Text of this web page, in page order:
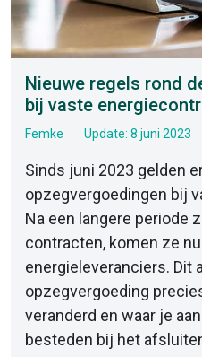
Nieuwe regels rond
bij vaste
Femke Update: 8 juni 2023
Sinds juni 2023 gelden
opzegvergoedingen bij
Na een langere periode
contracten, komen ze
energieleveranciers. Dit
opzegvergoeding
veranderd en waar je
besteden bij het